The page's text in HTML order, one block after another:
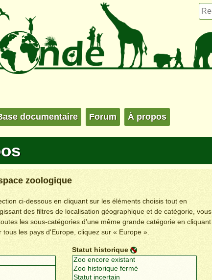
documentaire Forum À propos
zoologique
ci-dessous en cliquant sur les éléments choisis tout en
des filtres de localisation géographique et de catégorie, vous
les sous-catégories d'une même grande catégorie en cliquant
les pays d'Europe, cliquez sur « Europe ».
Statut historique